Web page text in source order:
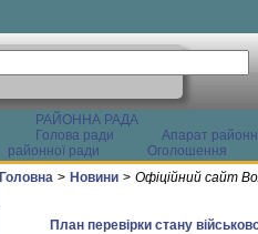
РАЙОННА РАДА
Голова ради
Апарат
районної ради
Оголошення
Головна > Новини > Офіційний сайт
План перевірки стану